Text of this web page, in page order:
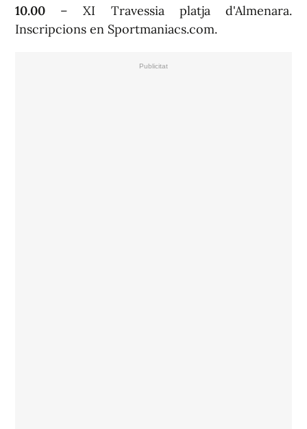
10.00 – XI Travessia platja d'Almenara.
Inscripcions en Sportmaniacs.com.